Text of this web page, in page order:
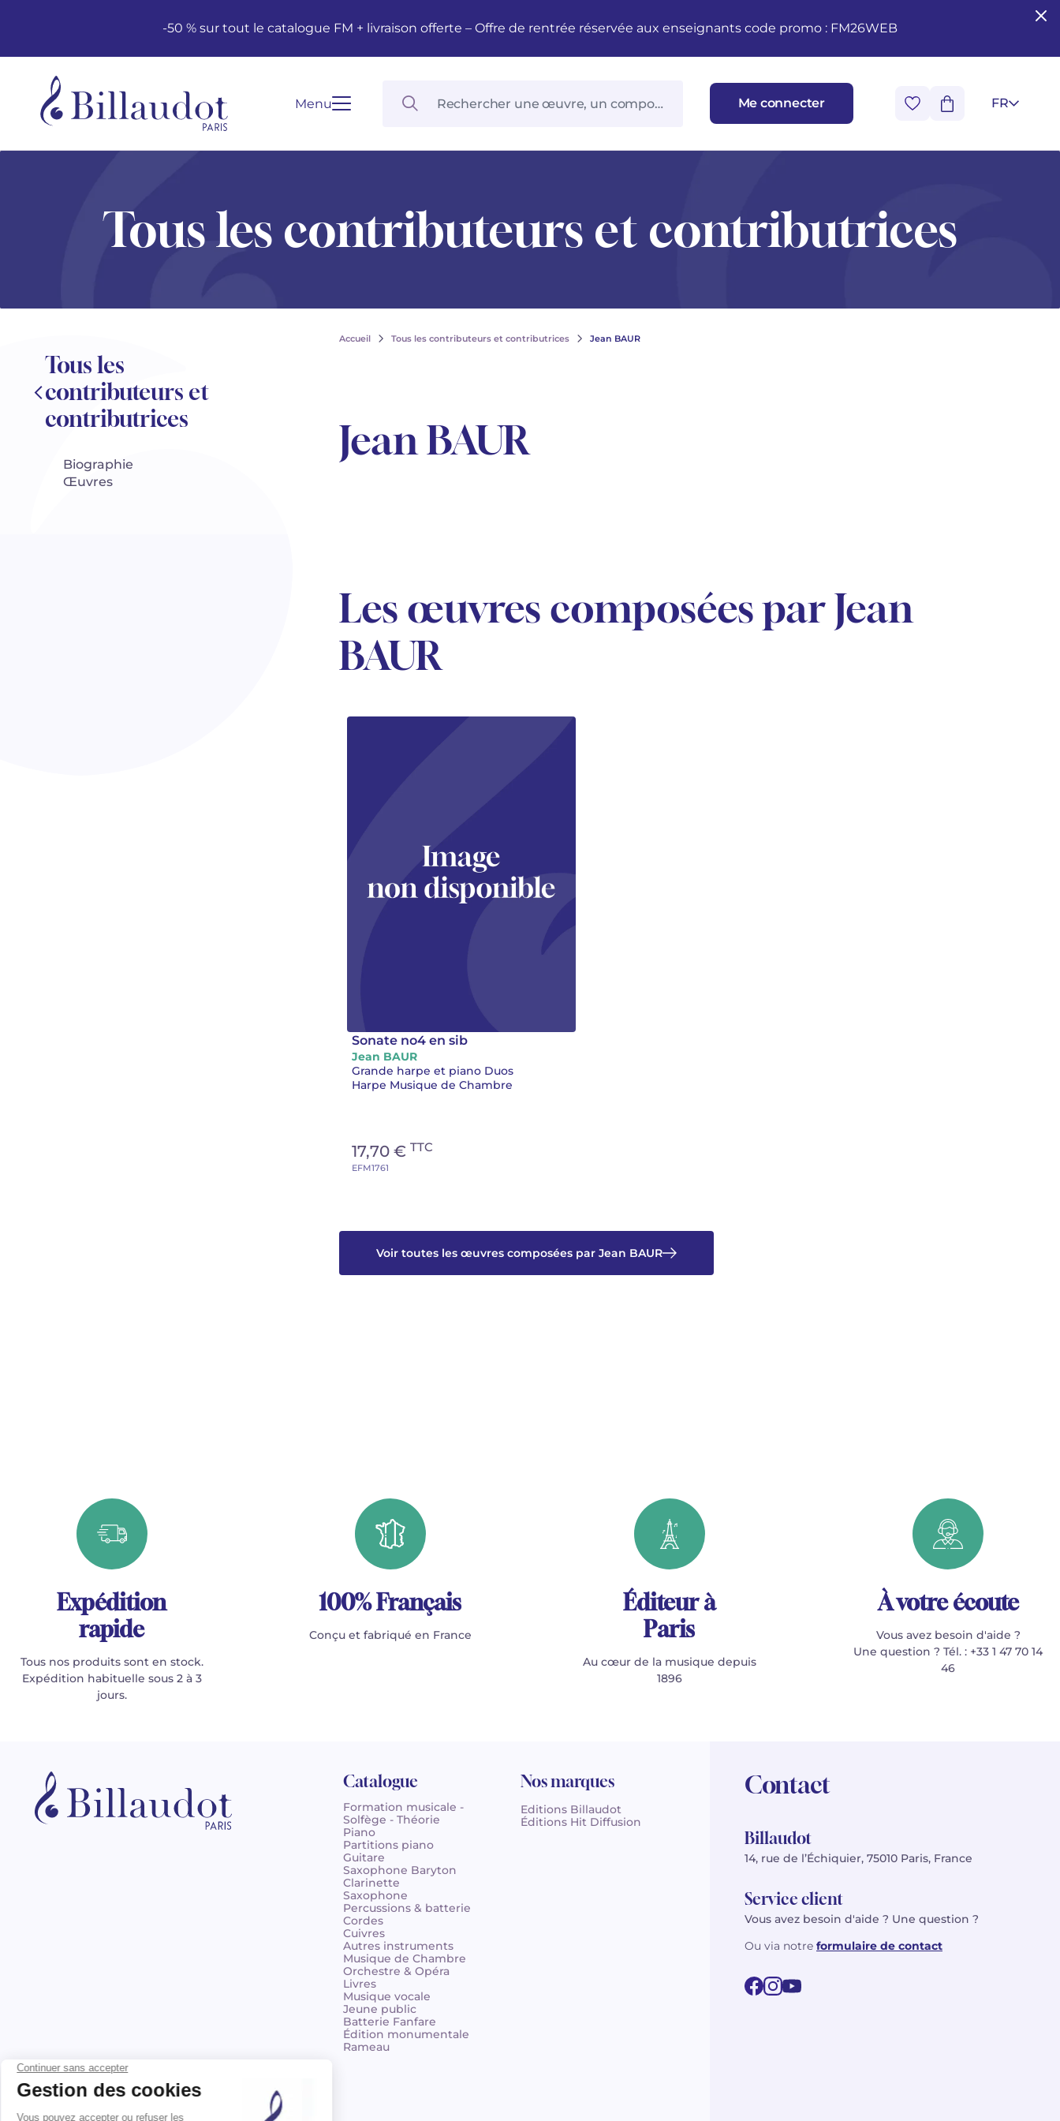
-50 % sur tout le catalogue FM + livraison offerte – Offre de rentrée réservée aux enseignants code promo : FM26WEB
Menu Me connecter FR
Tous les contributeurs et contributrices
Tous les
contributeurs et
contributrices
Biographie
Œuvres
Accueil Tous les contributeurs et contributrices Jean BAUR
Jean BAUR
Les œuvres composées par Jean
BAUR
Sonate no4 en sib
Jean BAUR
Grande harpe et piano Duos
Harpe Musique de Chambre
17,70 € TTC
EFM1761
Voir toutes les œuvres composées par Jean BAUR
Expédition
rapide
Tous nos produits sont en stock.
Expédition habituelle sous 2 à 3
jours.
100% Français
Conçu et fabriqué en France
Éditeur à
Paris
Au cœur de la musique depuis
1896
À votre écoute
Vous avez besoin d'aide ?
Une question ? Tél. : +33 1 47 70 14
46
Catalogue
Formation musicale -
Solfège - Théorie
Piano
Partitions piano
Guitare
Saxophone Baryton
Clarinette
Saxophone
Percussions & batterie
Cordes
Cuivres
Autres instruments
Musique de Chambre
Orchestre & Opéra
Livres
Musique vocale
Jeune public
Batterie Fanfare
Édition monumentale
Rameau
Nos marques
Editions Billaudot
Éditions Hit Diffusion
Contact
Billaudot
14, rue de l’Échiquier, 75010 Paris, France
Service client
Vous avez besoin d'aide ? Une question ?
Ou via notre formulaire de contact